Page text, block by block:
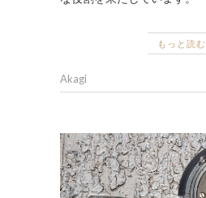
もっと読む
Akagi